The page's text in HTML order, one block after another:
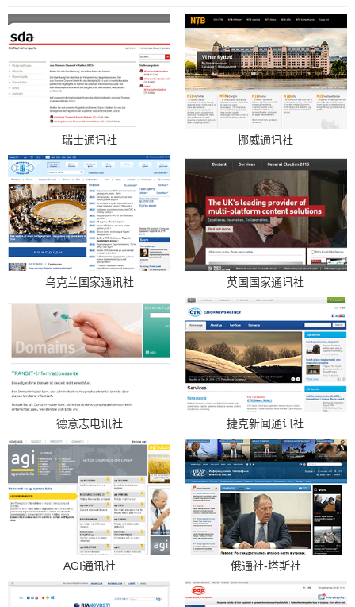
瑞士通讯社 挪威通讯社
乌克兰国家通讯社 英国国家通讯社
德意志电讯社 捷克新闻通讯社
AGI通讯社 俄通社-塔斯社